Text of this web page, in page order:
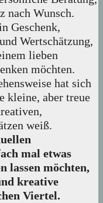
nach Wunsch.
Geschenk,
Wertschätzung,
lieben
möchten.
hat sich
kleine, aber treue
weiß.
mal etwas
lassen möchten,
kreative
Viertel.